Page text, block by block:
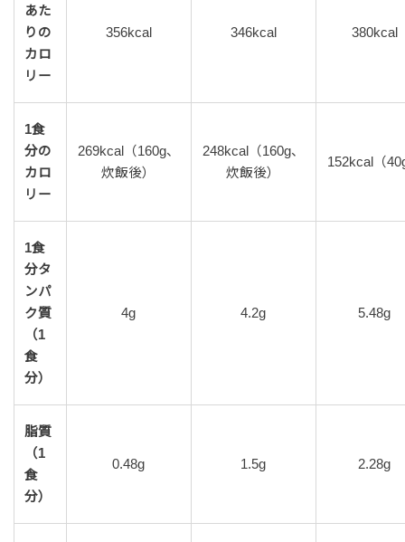
あた
りの
カロ
リー
356kcal 346kcal 380kcal
1食
分の
カロ
リー
269kcal（160g、
炊飯後）
248kcal（160g、
炊飯後）
152kcal（
1食
分タ
ンパ
ク質
（1
食
分）
4g 4.2g 5.48g
脂質
（1
食
分）
0.48g 1.5g 2.28g